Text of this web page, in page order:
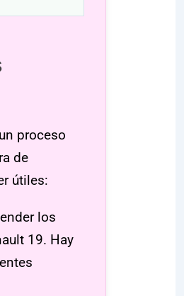
proceso
de
útiles:
los
19. Hay